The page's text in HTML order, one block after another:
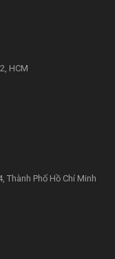
HCM
Thành Phố Hồ Chí Minh